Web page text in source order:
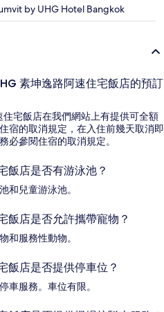
by UHG Hotel Bangkok
素坤逸路阿速住宅飯店的預訂
宅飯店在我們網站上有提供可全額
宿的取消規定，在入住前幾天取消即
必參閱住宿的取消規定。
飯店是否有游泳池？
和兒童游泳池。
飯店是否允許攜帶寵物？
和服務性動物。
飯店是否提供停車位？
車服務。車位有限。